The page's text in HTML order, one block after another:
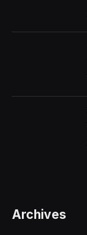
Archives